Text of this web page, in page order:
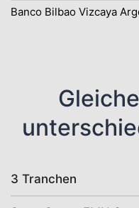
Banco Bilbao Vizcaya
3 Tranchen